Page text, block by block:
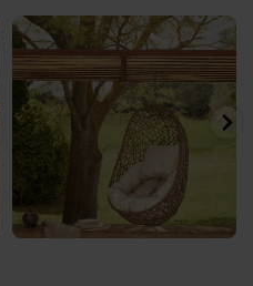
☀️ Find dit yndlingssted denne
sommer⁠
7 0